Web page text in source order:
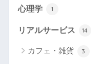
心理学 1
リアルサービス 14
カフェ・雑貨 3